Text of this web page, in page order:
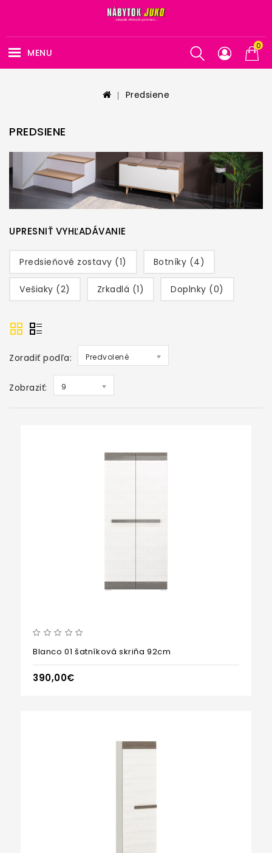
0
MENU
Predsiene
PREDSIENE
UPRESNIŤ VYHĽADÁVANIE
Predsieňové zostavy (1) Botníky (4)
Vešiaky (2) Zrkadlá (1) Doplnky (0)
Zoradiť podľa: Predvolené
Zobraziť: 9
Blanco 01 šatníková skriňa 92cm
390,00€